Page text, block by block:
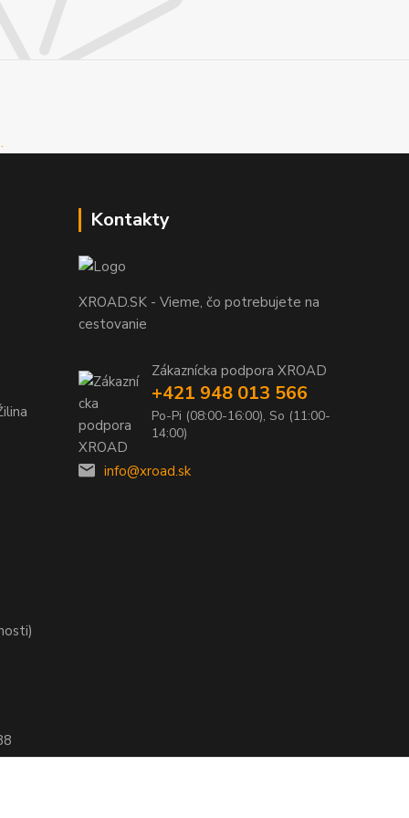
Kontakty
XROAD.SK - Vieme, čo potrebujete na
cestovanie
Zákaznícka podpora XROAD
+421 948 013 566
Po-Pi (08:00-16:00), So (11:00-
14:00)
info@xroad.sk